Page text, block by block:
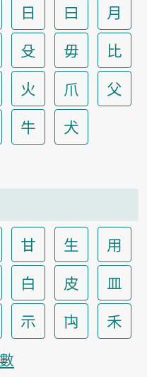
日 曰
月
殳 毋
比
火 爪
父
牛 犬
甘 生
用
白 皮
皿
示 禸
禾